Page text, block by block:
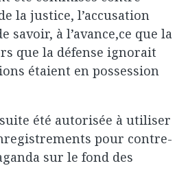
la justice, l’accusation
savoir, à l’avance,ce que la
que la défense ignorait
étaient en possession
été autorisée à utiliser
pour contre-
sur le fond des